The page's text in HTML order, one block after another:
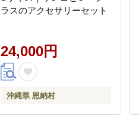
ラスのアクセサリーセット
24,000円
沖縄県 恩納村